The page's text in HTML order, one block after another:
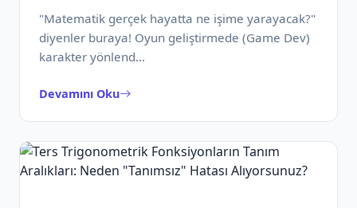
"Matematik gerçek hayatta ne işime yarayacak?"
diyenler buraya! Oyun geliştirmede (Game Dev)
karakter yönlend…
Devamını Oku